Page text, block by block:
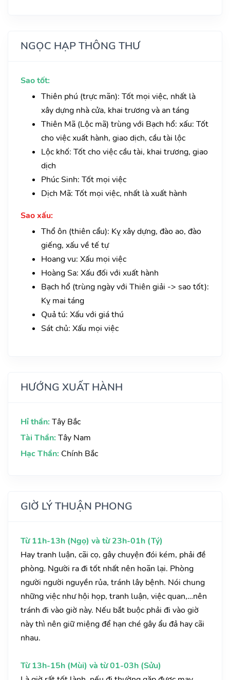
NGỌC HẠP THÔNG THƯ
Sao tốt:
Thiên phú (trực mãn): Tốt mọi việc, nhất là
xây dựng nhà cửa, khai trương và an táng
Thiên Mã (Lộc mã) trùng với Bạch hổ: xấu: Tốt
cho việc xuất hành, giao dịch, cầu tài lộc
Lộc khố: Tốt cho việc cầu tài, khai trương, giao
dịch
Phúc Sinh: Tốt mọi việc
Dịch Mã: Tốt mọi việc, nhất là xuất hành
Sao xấu:
Thổ ôn (thiên cẩu): Kỵ xây dựng, đào ao, đào
giếng, xấu về tế tự
Hoang vu: Xấu mọi việc
Hoàng Sa: Xấu đối với xuất hành
Bạch hổ (trùng ngày với Thiên giải -> sao tốt):
Kỵ mai táng
Quả tú: Xấu với giá thú
Sát chủ: Xấu mọi việc
HƯỚNG XUẤT HÀNH
Hỉ thần: Tây Bắc
Tài Thần: Tây Nam
Hạc Thần: Chính Bắc
GIỜ LÝ THUẬN PHONG
Từ 11h-13h (Ngọ) và từ 23h-01h (Tý)
Hay tranh luận, cãi cọ, gây chuyện đói kém, phải đề
phòng. Người ra đi tốt nhất nên hoãn lại. Phòng
người người nguyền rủa, tránh lây bệnh. Nói chung
những việc như hội họp, tranh luận, việc quan,…nên
tránh đi vào giờ này. Nếu bắt buộc phải đi vào giờ
này thì nên giữ miệng để hạn ché gây ẩu đả hay cãi
nhau.
Từ 13h-15h (Mùi) và từ 01-03h (Sửu)